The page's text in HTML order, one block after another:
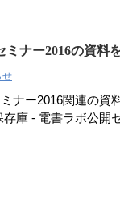
ミナー2016の資料
せ
ナー2016関連の資
存庫 - 電書ラボ公開